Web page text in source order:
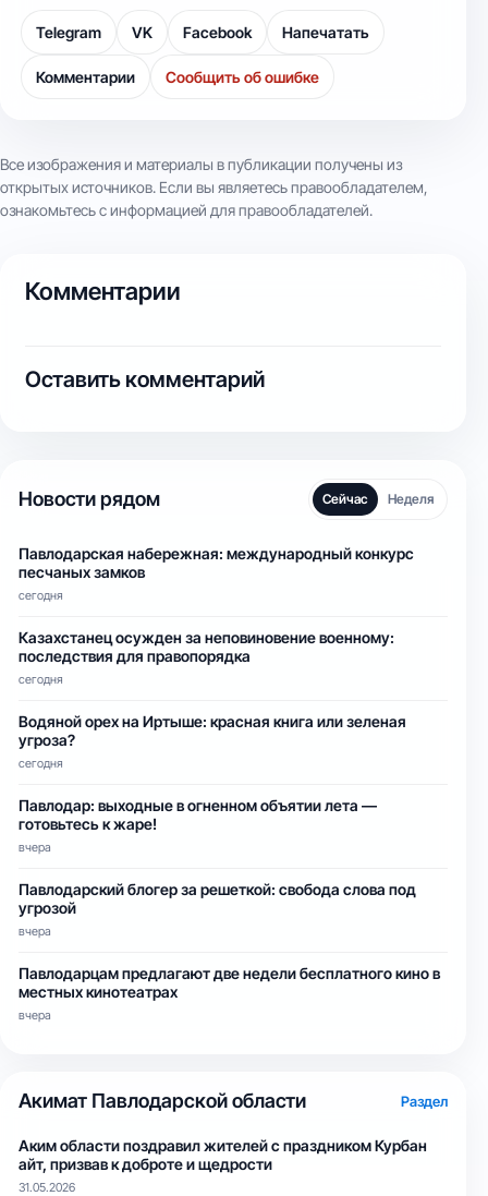
Telegram VK Facebook Напечатать
Комментарии Сообщить об ошибке
Все изображения и материалы в публикации получены из
открытых источников. Если вы являетесь правообладателем,
ознакомьтесь с информацией для правообладателей.
Комментарии
Оставить комментарий
Новости рядом Сейчас Неделя
Павлодарская набережная: международный конкурс
песчаных замков
сегодня
Казахстанец осужден за неповиновение военному:
последствия для правопорядка
сегодня
Водяной орех на Иртыше: красная книга или зеленая
угроза?
сегодня
Павлодар: выходные в огненном объятии лета —
готовьтесь к жаре!
вчера
Павлодарский блогер за решеткой: свобода слова под
угрозой
вчера
Павлодарцам предлагают две недели бесплатного кино в
местных кинотеатрах
вчера
Акимат Павлодарской области Раздел
Аким области поздравил жителей с праздником Курбан
айт, призвав к доброте и щедрости
31.05.2026